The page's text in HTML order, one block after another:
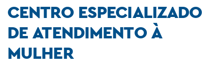
CENTRO ESPECIALIZADO
DE ATENDIMENTO À
MULHER